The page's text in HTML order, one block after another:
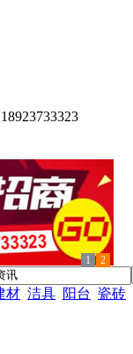
1 2
材 洁具 阳台 瓷砖